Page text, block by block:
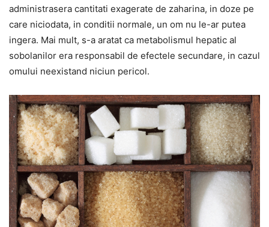
administrasera cantitati exagerate de zaharina, in doze pe
care niciodata, in conditii normale, un om nu le-ar putea
ingera. Mai mult, s-a aratat ca metabolismul hepatic al
sobolanilor era responsabil de efectele secundare, in cazul
omului neexistand niciun pericol.